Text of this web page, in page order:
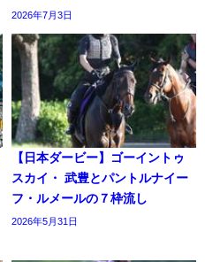
2026年7月3日
【日本ダービー】ゴーイントゥ
スカイ・ 武豊とパントルナイー
フ・ルメールの７枠流し
2026年5月31日